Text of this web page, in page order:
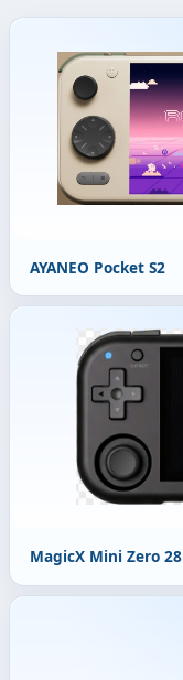
AYANEO Pocket S2
MagicX Mini Zero 28